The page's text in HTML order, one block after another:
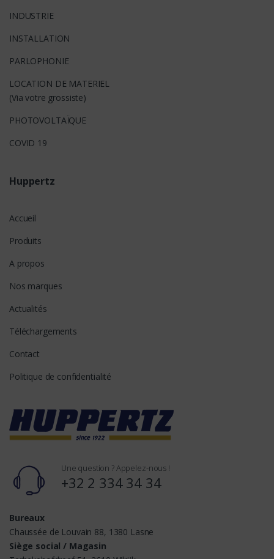
INDUSTRIE
INSTALLATION
PARLOPHONIE
LOCATION DE MATERIEL
(Via votre grossiste)
PHOTOVOLTAÏQUE
COVID 19
Huppertz
Accueil
Produits
A propos
Nos marques
Actualités
Téléchargements
Contact
Politique de confidentialité
Une question ? Appelez-nous !
+32 2 334 34 34
Bureaux
Chaussée de Louvain 88, 1380 Lasne
Siège social / Magasin